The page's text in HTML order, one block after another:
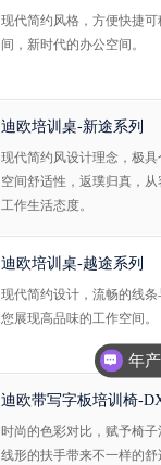
现代简约风格，方便快捷
间，新时代的办公空间。
迪欧培训桌-新途系列
现代简约风设计理念，极具
空间舒适性，返璞归真，
工作生活态度。
迪欧培训桌-越途系列
现代简约设计，流畅的线
您展现高品味的工作空间。
迪欧带写字板培训椅-
时尚的色彩对比，赋予椅
线形的扶手带来不一样的